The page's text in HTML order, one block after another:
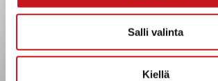
Salli valinta
Kiellä
Evästeet
Tietosuoja